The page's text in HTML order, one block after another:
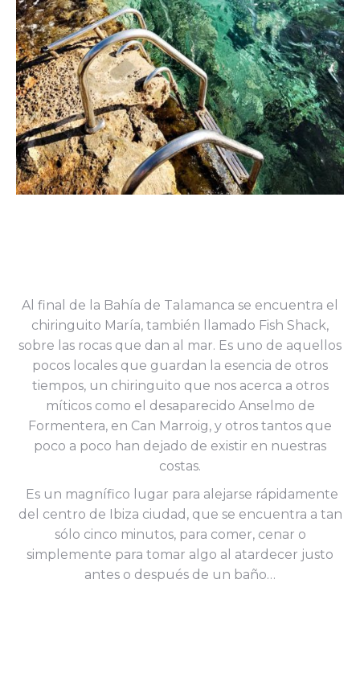
Al final de la Bahía de Talamanca se encuentra el
chiringuito María, también llamado Fish Shack,
sobre las rocas que dan al mar. Es uno de aquellos
pocos locales que guardan la esencia de otros
tiempos, un chiringuito que nos acerca a otros
míticos como el desaparecido Anselmo de
Formentera, en Can Marroig, y otros tantos que
poco a poco han dejado de existir en nuestras
costas.
Es un magnífico lugar para alejarse rápidamente
del centro de Ibiza ciudad, que se encuentra a tan
sólo cinco minutos, para comer, cenar o
simplemente para tomar algo al atardecer justo
antes o después de un baño…